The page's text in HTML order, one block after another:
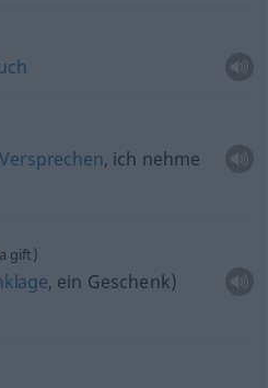
Versprechen, ich nehme
gift)
, ein Geschenk)